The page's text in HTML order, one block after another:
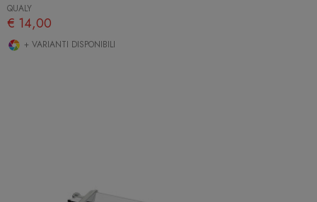
QUALY
€ 14,00
+ VARIANTI DISPONIBILI